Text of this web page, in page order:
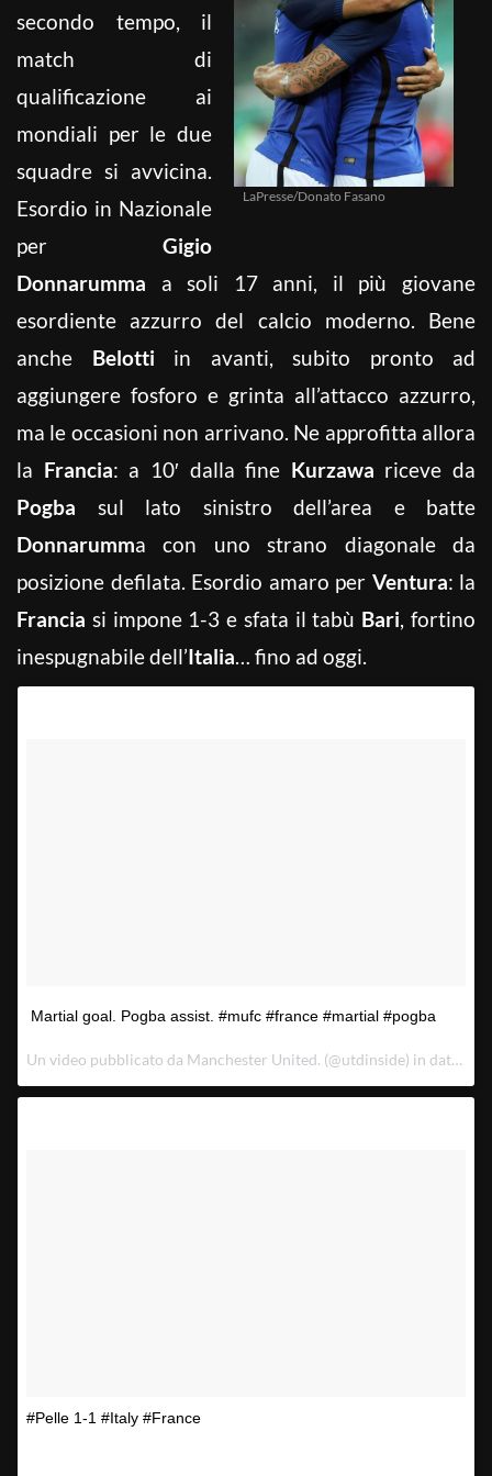
LaPresse/Donato Fasano
secondo tempo, il
match di
qualificazione ai
mondiali per le due
squadre si avvicina.
Esordio in Nazionale
per Gigio
Donnarumma a soli 17 anni, il più giovane
esordiente azzurro del calcio moderno. Bene
anche Belotti in avanti, subito pronto ad
aggiungere fosforo e grinta all’attacco azzurro,
ma le occasioni non arrivano. Ne approfitta allora
la Francia: a 10′ dalla fine Kurzawa riceve da
Pogba sul lato sinistro dell’area e batte
Donnarumma con uno strano diagonale da
posizione defilata. Esordio amaro per Ventura: la
Francia si impone 1-3 e sfata il tabù Bari, fortino
inespugnabile dell’Italia… fino ad oggi.
Martial goal. Pogba assist. #mufc #france #martial #pogba
Un video pubblicato da Manchester United. (@utdinside) in data:
#Pelle 1-1 #Italy #France